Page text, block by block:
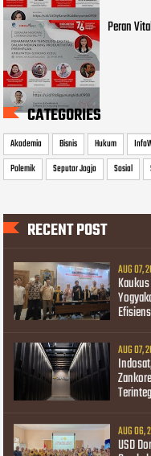
Peran
CATEGORIES
Akademia Bisnis Hukum
Polemik
Seputar Jogja Sosial
RECENT POST
AUG 07,
AUG 07,
AUG 06,
USD